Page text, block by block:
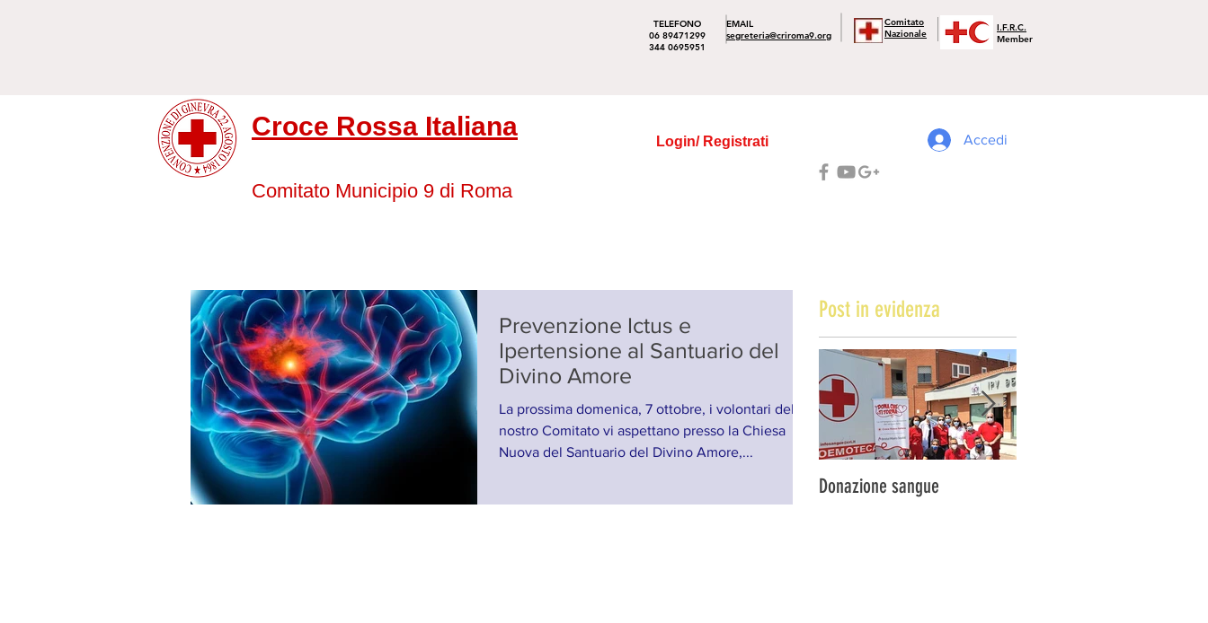
TELEFONO
06 89471299
344 0695951
EMAIL
segreteria@criroma9.org
Comitato
Nazionale
I.F.R.C.
Member
Croce Rossa Italiana
Comitato Municipio 9 di Roma
Login/ Registrati Accedi
Prevenzione Ictus e
Ipertensione al Santuario del
Divino Amore
La prossima domenica, 7 ottobre, i volontari del
nostro Comitato vi aspettano presso la Chiesa
Nuova del Santuario del Divino Amore,...
Post in evidenza
Donazione sangue